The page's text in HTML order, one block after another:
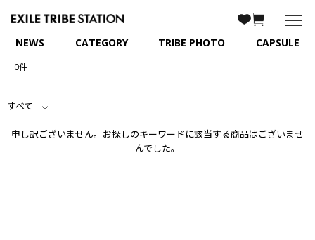
NEWS CATEGORY TRIBE PHOTO CAPSULE
0件
すべて
申し訳ございません。お探しのキーワードに該当する商品はございませ
んでした。